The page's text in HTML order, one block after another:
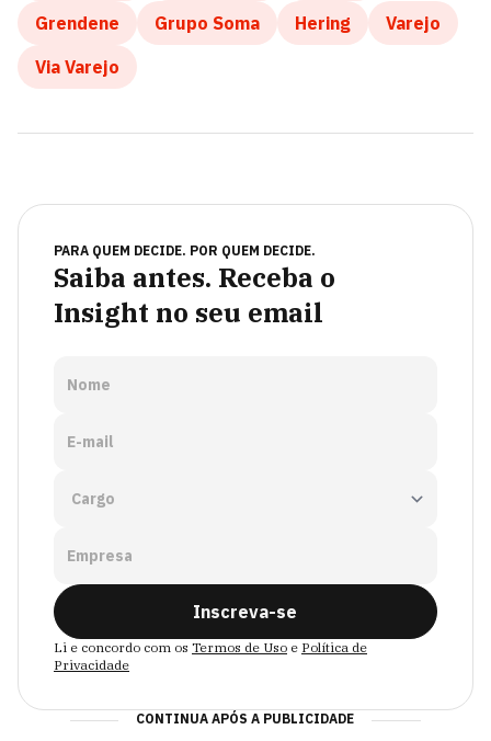
Grendene
Grupo Soma Hering
Varejo
Via Varejo
PARA QUEM DECIDE. POR QUEM DECIDE.
Saiba antes. Receba o
Insight no seu email
Nome
E-mail
Empresa
Inscreva-se
Li e concordo com os Termos de Uso e Política de
Privacidade
CONTINUA APÓS A PUBLICIDADE